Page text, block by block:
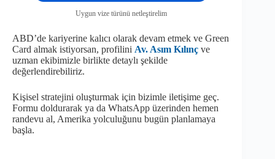
Uygun vize türünü netleştirelim
ABD’de kariyerine kalıcı olarak devam etmek ve Green
Card almak istiyorsan, profilini Av. Asım Kılınç ve
uzman ekibimizle birlikte detaylı şekilde
değerlendirebiliriz.
Kişisel stratejini oluşturmak için bizimle iletişime geç.
Formu doldurarak ya da WhatsApp üzerinden hemen
randevu al, Amerika yolculuğunu bugün planlamaya
başla.